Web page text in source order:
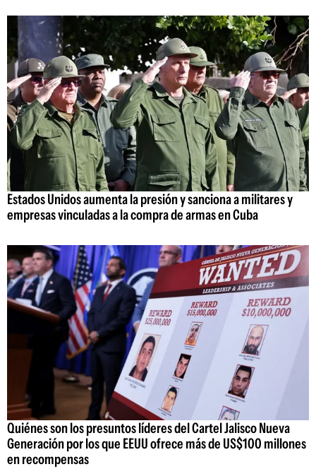
Estados Unidos aumenta la presión y sanciona a militares y
empresas vinculadas a la compra de armas en Cuba
Quiénes son los presuntos líderes del Cartel Jalisco Nueva
Generación por los que EEUU ofrece más de US$100 millones
en recompensas